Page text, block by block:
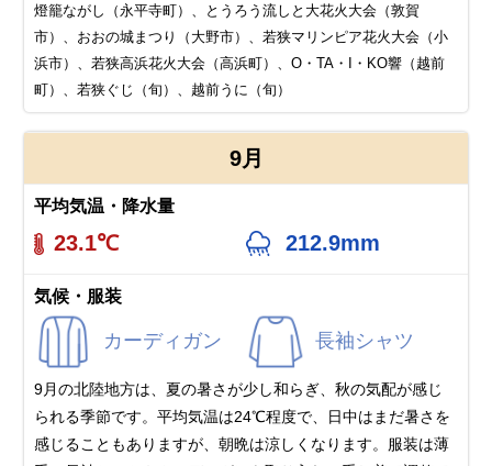
燈籠ながし（永平寺町）、とうろう流しと大花火大会（敦賀
市）、おおの城まつり（大野市）、若狭マリンピア花火大会（小
浜市）、若狭高浜花火大会（高浜町）、O・TA・I・KO響（越前
町）、若狭ぐじ（旬）、越前うに（旬）
9月
平均気温・降水量
23.1℃ 212.9mm
気候・服装
カーディガン 長袖シャツ
9月の北陸地方は、夏の暑さが少し和らぎ、秋の気配が感じ
られる季節です。平均気温は24℃程度で、日中はまだ暑さを
感じることもありますが、朝晩は涼しくなります。服装は薄